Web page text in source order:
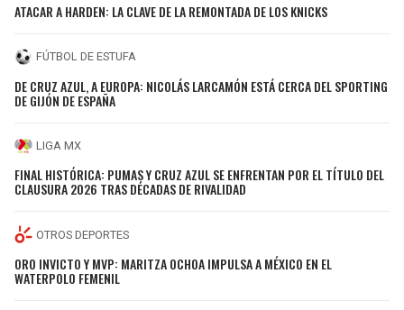
ATACAR A HARDEN: LA CLAVE DE LA REMONTADA DE LOS KNICKS
FÚTBOL DE ESTUFA
DE CRUZ AZUL, A EUROPA: NICOLÁS LARCAMÓN ESTÁ CERCA DEL SPORTING
DE GIJÓN DE ESPAÑA
LIGA MX
FINAL HISTÓRICA: PUMAS Y CRUZ AZUL SE ENFRENTAN POR EL TÍTULO DEL
CLAUSURA 2026 TRAS DÉCADAS DE RIVALIDAD
OTROS DEPORTES
ORO INVICTO Y MVP: MARITZA OCHOA IMPULSA A MÉXICO EN EL
WATERPOLO FEMENIL